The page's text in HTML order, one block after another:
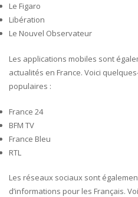
Le Figaro
Libération
Le Nouvel Observateur
Les applications mobiles sont
actualités en France. Voici
populaires :
France 24
BFM TV
France Bleu
RTL
Les réseaux sociaux sont
d’informations pour les Français.